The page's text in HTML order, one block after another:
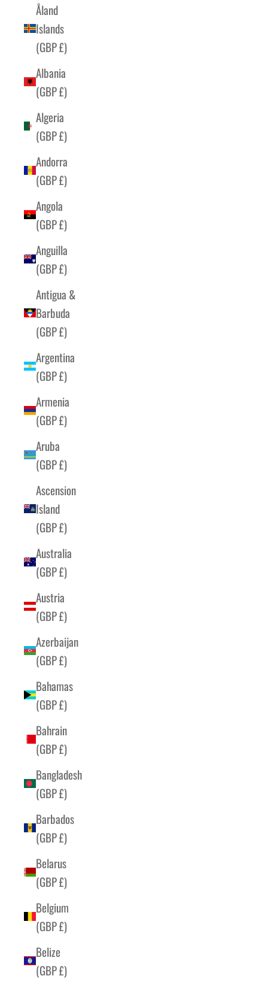
Åland
Islands
(GBP £)
Albania
(GBP £)
Algeria
(GBP £)
Andorra
(GBP £)
Angola
(GBP £)
Anguilla
(GBP £)
Antigua &
Barbuda
(GBP £)
Argentina
(GBP £)
Armenia
(GBP £)
Aruba
(GBP £)
Ascension
Island
(GBP £)
Australia
(GBP £)
Austria
(GBP £)
Azerbaijan
(GBP £)
Bahamas
(GBP £)
Bahrain
(GBP £)
Bangladesh
(GBP £)
Barbados
(GBP £)
Belarus
(GBP £)
Belgium
(GBP £)
Belize
(GBP £)